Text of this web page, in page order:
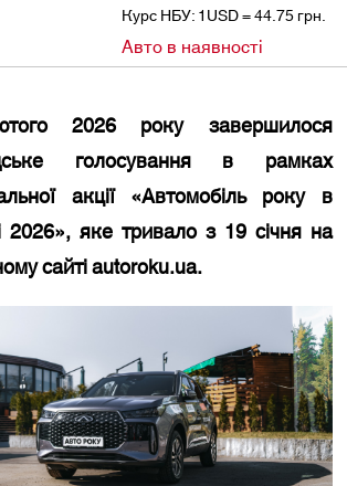
Курс НБУ: 1USD = 44.75 грн.
Авто в наявності
TIGGO 4 HYBRID УВІЙШОВ ДО ТОП-10 ФІНАЛІСТІВ «АВТОМОБІЛЬ РОКУ В УКРАЇНІ 2026»
2026 року завершилося
голосування в рамках
акції «Автомобіль року в
2026», яке тривало з 19 січня на
сайті autoroku.ua.